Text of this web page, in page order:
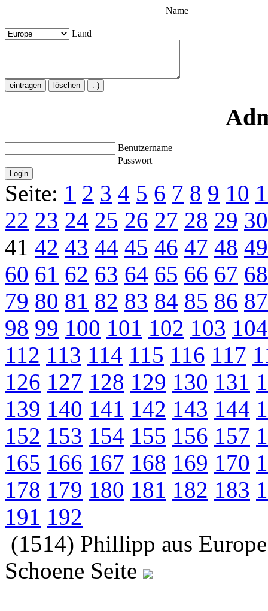
Name
Land
Benutzername
Passwort
Seite: 1 2 3 4 5 6 7 8 9 10
22 23 24 25 26 27 28 29 30
41 42 43 44 45 46 47 48 49
60 61 62 63 64 65 66 67 68
79 80 81 82 83 84 85 86 87
98 99 100 101 102 103 104
112 113 114 115 116 117
126 127 128 129 130 131
139 140 141 142 143 144
152 153 154 155 156 157
165 166 167 168 169 170
178 179 180 181 182 183
191 192
(1514) Phillipp aus
Schoene Seite